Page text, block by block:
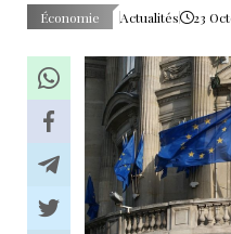
Économie Actualités 23